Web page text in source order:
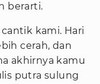
berarti.
kami. Hari
cerah, dan
akhirnya kamu
putra sulung